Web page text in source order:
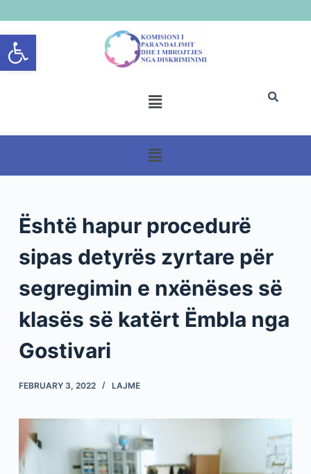
Open toolbark
i
p
t
Është hapur procedurë
sipas detyrës zyrtare për
segregimin e nxënëses së
klasës së katërt Ëmbla nga
Gostivari
FEBRUARY 3, 2022 LAJME